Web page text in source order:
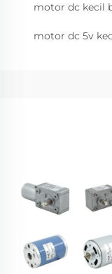
motor dc kecil
motor dc 5v